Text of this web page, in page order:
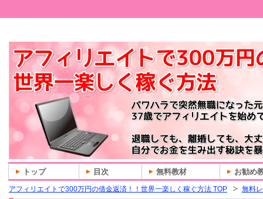
アフィリエイトで300万円の借金返済！！世界一楽しく稼ぐ方法 TOP 無料
トップ 目次 無料教材 お勧め